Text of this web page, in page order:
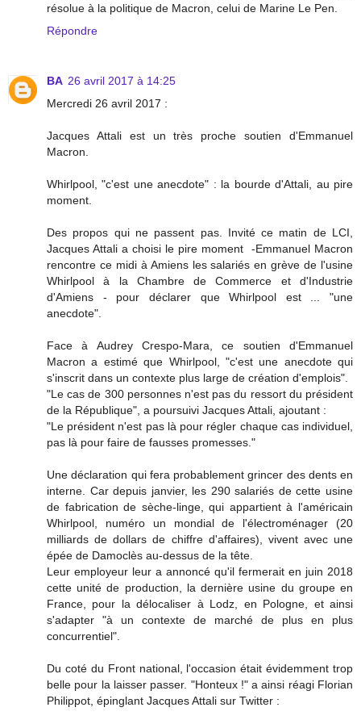
résolue à la politique de Macron, celui de Marine Le Pen.
Répondre
BA 26 avril 2017 à 14:25
Mercredi 26 avril 2017 :
Jacques Attali est un très proche soutien d'Emmanuel
Macron.
Whirlpool, "c'est une anecdote" : la bourde d'Attali, au pire
moment.
Des propos qui ne passent pas. Invité ce matin de LCI,
Jacques Attali a choisi le pire moment -Emmanuel Macron
rencontre ce midi à Amiens les salariés en grève de l'usine
Whirlpool à la Chambre de Commerce et d'Industrie
d'Amiens - pour déclarer que Whirlpool est ... "une
anecdote".
Face à Audrey Crespo-Mara, ce soutien d'Emmanuel
Macron a estimé que Whirlpool, "c'est une anecdote qui
s'inscrit dans un contexte plus large de création d'emplois".
"Le cas de 300 personnes n'est pas du ressort du président
de la République", a poursuivi Jacques Attali, ajoutant :
"Le président n'est pas là pour régler chaque cas individuel,
pas là pour faire de fausses promesses."
Une déclaration qui fera probablement grincer des dents en
interne. Car depuis janvier, les 290 salariés de cette usine
de fabrication de sèche-linge, qui appartient à l'américain
Whirlpool, numéro un mondial de l'électroménager (20
milliards de dollars de chiffre d'affaires), vivent avec une
épée de Damoclès au-dessus de la tête.
Leur employeur leur a annoncé qu'il fermerait en juin 2018
cette unité de production, la dernière usine du groupe en
France, pour la délocaliser à Lodz, en Pologne, et ainsi
s'adapter "à un contexte de marché de plus en plus
concurrentiel".
Du coté du Front national, l'occasion était évidemment trop
belle pour la laisser passer. "Honteux !" a ainsi réagi Florian
Philippot, épinglant Jacques Attali sur Twitter :